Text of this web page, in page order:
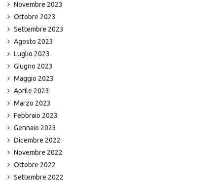
Novembre 2023
Ottobre 2023
Settembre 2023
Agosto 2023
Luglio 2023
Giugno 2023
Maggio 2023
Aprile 2023
Marzo 2023
Febbraio 2023
Gennaio 2023
Dicembre 2022
Novembre 2022
Ottobre 2022
Settembre 2022